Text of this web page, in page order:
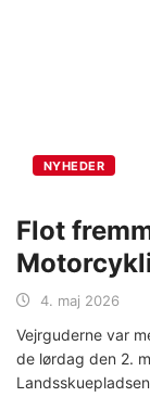
NYHEDER
Flot
4. maj 2026
Vejrguderne var
de lørdag den 2.
Landsskuepladsen